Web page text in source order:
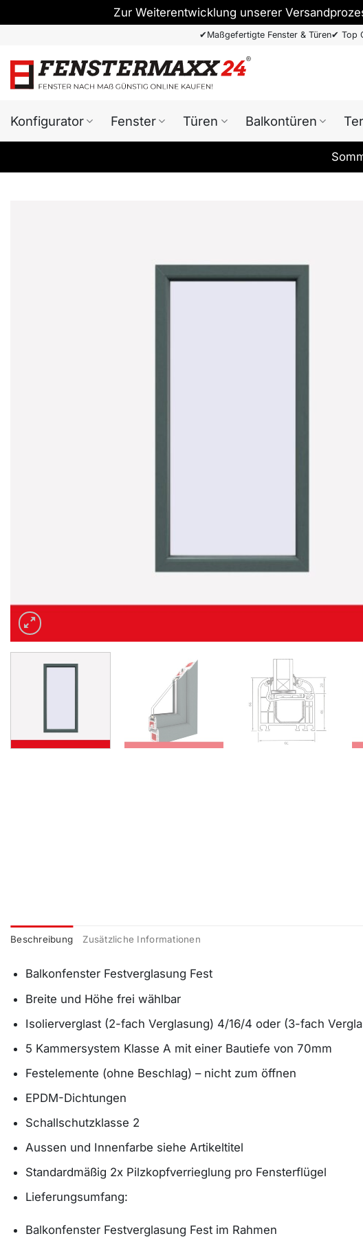
Zur Weiterentwicklung unserer
springen
✔Maßgefertigte Fenster & Türen✔ Top
Konfigurator Fenster Türen Balkontüren
Beschreibung Zusätzliche Informationen
Balkonfenster Festverglasung Fest
Breite und Höhe frei wählbar
Isolierverglast (2-fach Verglasung) 4/16/4 oder (3-fach
5 Kammersystem Klasse A mit einer Bautiefe von 70mm
Festelemente (ohne Beschlag) – nicht zum öffnen
EPDM-Dichtungen
Schallschutzklasse 2
Aussen und Innenfarbe siehe Artikeltitel
Standardmäßig 2x Pilzkopfverrieglung pro Fensterflügel
Lieferungsumfang:
Balkonfenster Festverglasung Fest im Rahmen